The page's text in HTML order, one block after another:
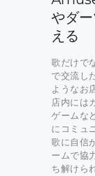
やダ
える
歌だけで
で交流し
ようなお
店内には
ゲームな
にコミュ
歌に自信
ームで協
ち解けら